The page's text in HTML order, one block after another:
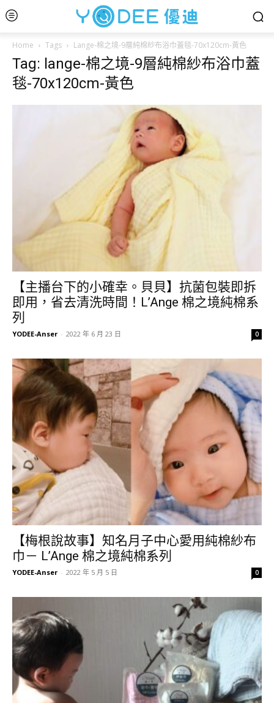
Home Tags Lange-棉之境-9層純棉紗布浴巾蓋毯-70x120cm-黃色
Tag: lange-棉之境-9層純棉紗布浴巾蓋
毯-70x120cm-黃色
【主播台下的小確幸。貝貝】抗菌包裝即拆
即用，省去清洗時間！L’Ange 棉之境純棉系
列
YODEE-Anser - 2022 年 6 月 23 日 0
【梅根說故事】知名月子中心愛用純棉紗布
巾－ L’Ange 棉之境純棉系列
YODEE-Anser - 2022 年 5 月 5 日 0